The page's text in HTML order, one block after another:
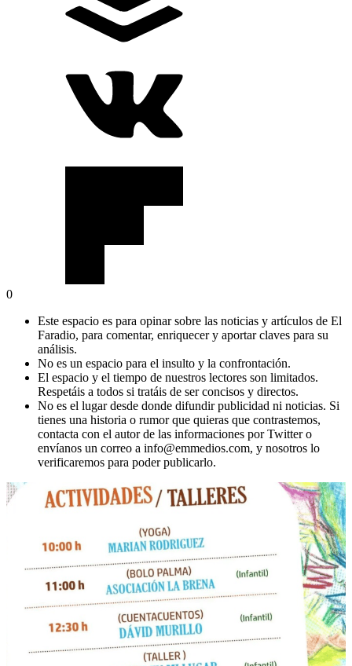
0
Este espacio es para opinar sobre las noticias y artículos de El
Faradio, para comentar, enriquecer y aportar claves para su
análisis.
No es un espacio para el insulto y la confrontación.
El espacio y el tiempo de nuestros lectores son limitados.
Respetáis a todos si tratáis de ser concisos y directos.
No es el lugar desde donde difundir publicidad ni noticias. Si
tienes una historia o rumor que quieras que contrastemos,
contacta con el autor de las informaciones por Twitter o
envíanos un correo a info@emmedios.com, y nosotros lo
verificaremos para poder publicarlo.